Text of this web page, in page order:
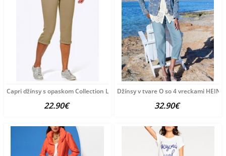
Capri džínsy s opaskom Collection L, pieskové
22.90€
Džínsy v tvare O so 4 vreckami
32.90€